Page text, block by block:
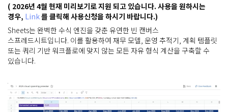
( 2026년 4월 현재 미리보기로 지원 되고 있습니다. 사용을 원하시는
경우, Link를 클릭해 사용신청을 하시기 바랍니다.)
Sheets는 완벽한 수식 엔진을 갖춘 유연한 빈 캔버스
스프레드시트입니다. 이를 활용하여 재무 모델, 운영 추적기, 계획 템플릿
또는 쿼리 기반 워크플로에 맞지 않는 모든 자유 형식 계산을 구축할 수
있습니다.